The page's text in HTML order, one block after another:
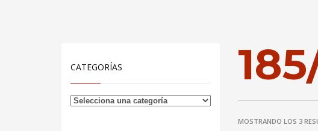
MOSTRANDO LOS 3
CATEGORÍAS